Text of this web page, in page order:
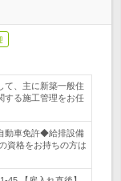
て、主に新築一般住
する施工管理をお任
動車免許◆給排設備
資格をお持ちの方は